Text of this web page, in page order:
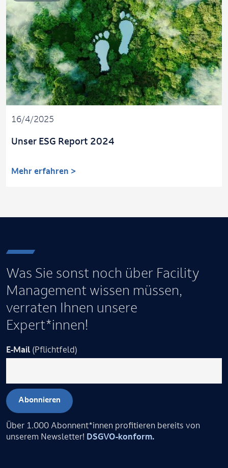
16/4/2025
Unser ESG Report 2024
Mehr erfahren >
Was Sie sonst noch über Facility
Management wissen müssen,
verraten Ihnen unsere
Expert*innen!
E-Mail (Pflichtfeld)
Über 1.000 Abonnent*innen profitieren bereits von
unserem Newsletter! DSGVO-konform.